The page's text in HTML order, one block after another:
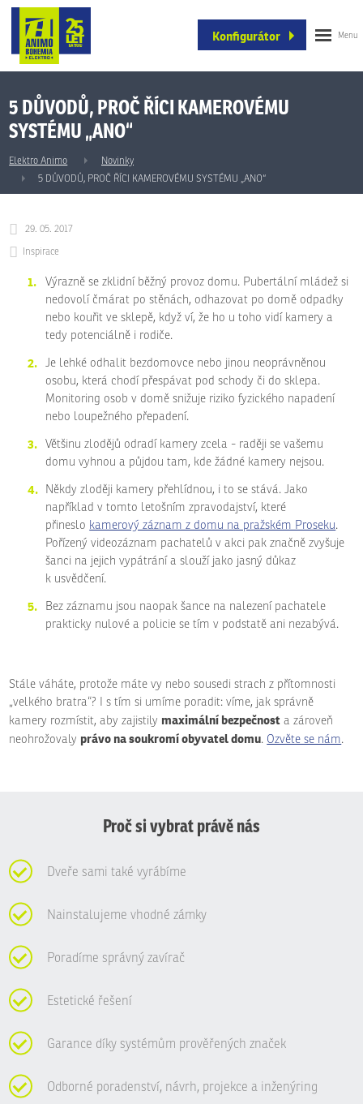
Konfigurátor
5 DŮVODŮ, PROČ ŘÍCI KAMEROVÉMU
SYSTÉMU „ANO“
Elektro Animo
Novinky
5 DŮVODŮ, PROČ ŘÍCI KAMEROVÉMU SYSTÉMU „ANO“
29. 05. 2017
Inspirace
Výrazně se zklidní běžný provoz domu. Pubertální mládež si
nedovolí čmárat po stěnách, odhazovat po domě odpadky
nebo kouřit ve sklepě, když ví, že ho u toho vidí kamery a
tedy potenciálně i rodiče.
Je lehké odhalit bezdomovce nebo jinou neoprávněnou
osobu, která chodí přespávat pod schody či do sklepa.
Monitoring osob v domě snižuje riziko fyzického napadení
nebo loupežného přepadení.
Většinu zlodějů odradí kamery zcela - raději se vašemu
domu vyhnou a půjdou tam, kde žádné kamery nejsou.
Někdy zloději kamery přehlídnou, i to se stává. Jako
například v tomto letošním zpravodajství, které
přineslo kamerový záznam z domu na pražském Proseku.
Pořízený videozáznam pachatelů v akci pak značně zvyšuje
šanci na jejich vypátrání a slouží jako jasný důkaz
k usvědčení.
Bez záznamu jsou naopak šance na nalezení pachatele
prakticky nulové a policie se tím v podstatě ani nezabývá.
Stále váháte, protože máte vy nebo sousedi strach z přítomnosti
„velkého bratra“? I s tím si umíme poradit: víme, jak správně
kamery rozmístit, aby zajistily maximální bezpečnost a zároveň
neohrožovaly právo na soukromí obyvatel domu. Ozvěte se nám.
Proč si vybrat právě nás
Dveře sami také vyrábíme
Nainstalujeme vhodné zámky
Poradíme správný zavírač
Estetické řešení
Garance díky systémům prověřených značek
Odborné poradenství, návrh, projekce a inženýring